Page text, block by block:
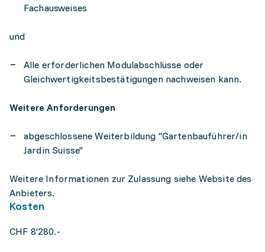
Fachausweises
und
Alle erforderlichen Modulabschlüsse oder
Gleichwertigkeitsbestätigungen nachweisen kann.
Weitere Anforderungen
abgeschlossene Weiterbildung "Gartenbauführer/in
Jardin Suisse"
Weitere Informationen zur Zulassung siehe Website des
Anbieters.
Kosten
CHF 8'280.-